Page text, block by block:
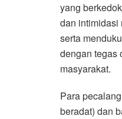
yang
dan intimidasi
serta
dengan tegas
masyarakat.
Para
beradat) dan